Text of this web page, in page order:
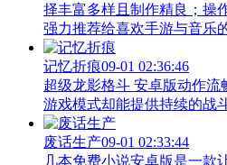
择丰富多样且制作精良；操
强力推荐给喜欢手游与音乐
记忆折痕09-01 02:36:46
超级龙影格斗 安卓版动作流
游戏模式却能提供持续的战
废话生产09-01 02:33:44
几本免费小说安卓版是一款